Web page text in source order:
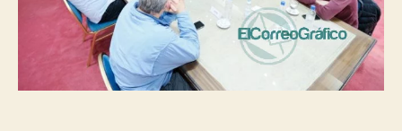
ilegales
de
terrenos